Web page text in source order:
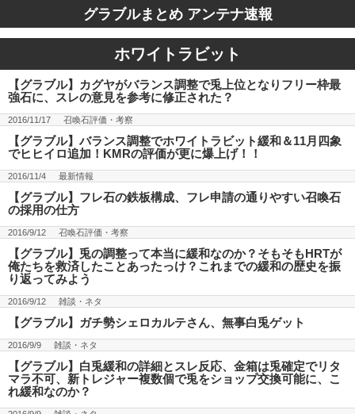
グラブルまとめ アンテナ速報
ホワイトラビット
【グラブル】カグヤがバランス調整で兎上位となりフリー枠最
強石に、スレの意見を参考に修正された？
2016/11/17 召喚石評価・考察
【グラブル】バランス調整でホワイトラビット緩和＆11月四象
でヒヒイロ追加！KMRの評価が更に爆上げ！！
2016/11/4 最新情報
【グラブル】フレ石の鉄板構成、フレ申請の通りやすい召喚石
の採用の仕方
2016/9/12 召喚石評価・考察
【グラブル】兎の調整って本当に緩和なのか？そもそもHRTが
俺たちを救済したことあったっけ？これまでの緩和の歴史を振
り返ってみよう
2016/9/12 雑談・ネタ
【グラブル】ガチ勢シェロカルテさん、無事白兎ゲット
2016/9/9 雑談・ネタ
【グラブル】白兎緩和の詳細とスレ反応、金箱は兎確定でリタ
マラ不可、新トレジャー複数個で兎をショップ交換可能に、こ
れ緩和なのか？